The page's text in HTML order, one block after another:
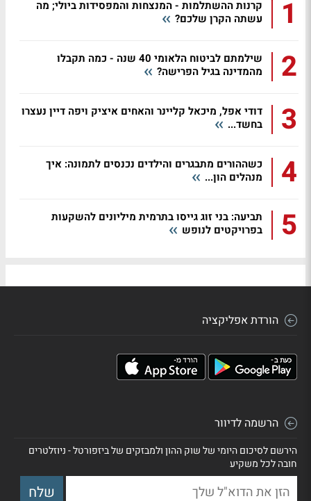
1
קרנות ההשתלמות - המנצחות והמפסידות ביולי; מה
עשתה הקרן שלכם?
2
שילמתם לביטוח הלאומי 40 שנה - כמה תקבלו
מהמדינה בגיל הפרישה?
3
דודי אפל, מיכאל קליינר והאחים איציק ויפה דיין נעצרו
בחשד...
4
כשההורים מתבגרים והילדים נכנסים לתמונה: איך
מנהלים הון...
5
תביעה: בני זוג גייסו בתרמית מיליונים להשקעות
בפרויקטים לנופש
הורדת אפליקציה
הרשמה לדיוור
הירשם לסיכום היומי של שוק ההון ולמבזקים של ביזפורטל - ניוזלטרים
חובה לכל משקיע